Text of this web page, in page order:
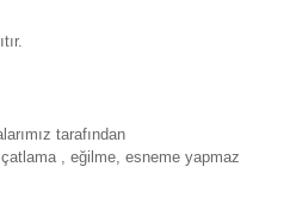
tarafından
, eğilme, esneme yapmaz